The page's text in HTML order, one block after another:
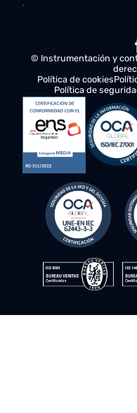
soluciones para
Propuesta
Le
costos, plazos
mejoras que
© Instrumentación y
Política de cookies
Política de